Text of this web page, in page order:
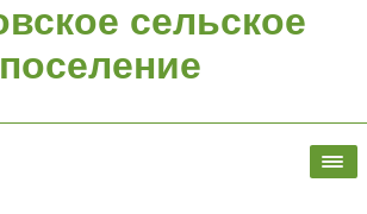
сельское
поселение